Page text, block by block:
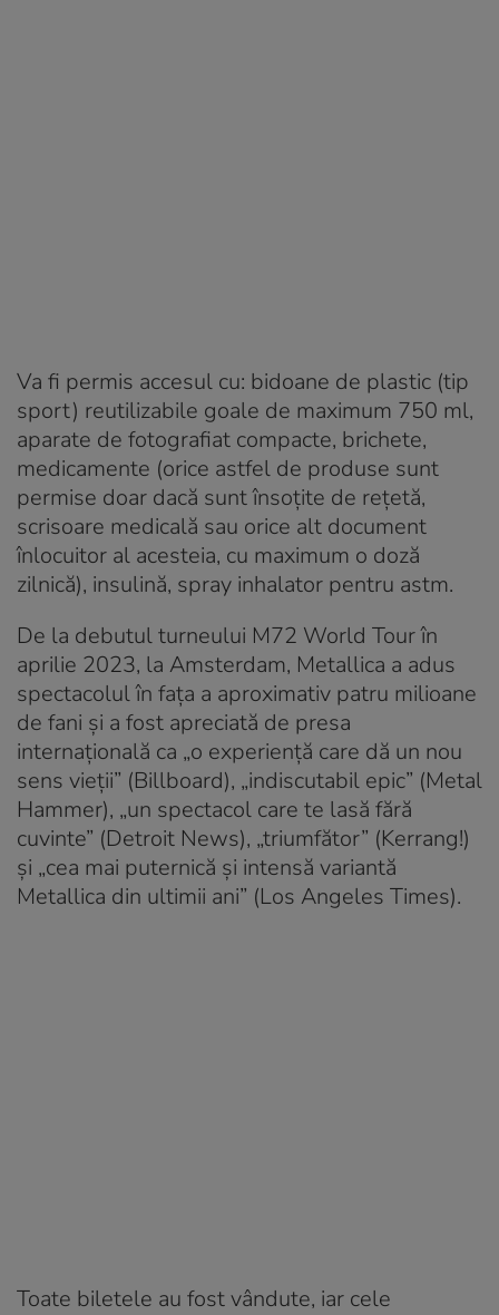
Va fi permis accesul cu: bidoane de plastic (tip
sport) reutilizabile goale de maximum 750 ml,
aparate de fotografiat compacte, brichete,
medicamente (orice astfel de produse sunt
permise doar dacă sunt însoţite de reţetă,
scrisoare medicală sau orice alt document
înlocuitor al acesteia, cu maximum o doză
zilnică), insulină, spray inhalator pentru astm.
De la debutul turneului M72 World Tour în
aprilie 2023, la Amsterdam, Metallica a adus
spectacolul în faţa a aproximativ patru milioane
de fani şi a fost apreciată de presa
internaţională ca „o experienţă care dă un nou
sens vieţii” (Billboard), „indiscutabil epic” (Metal
Hammer), „un spectacol care te lasă fără
cuvinte” (Detroit News), „triumfător” (Kerrang!)
şi „cea mai puternică şi intensă variantă
Metallica din ultimii ani” (Los Angeles Times).
Toate biletele au fost vândute, iar cele